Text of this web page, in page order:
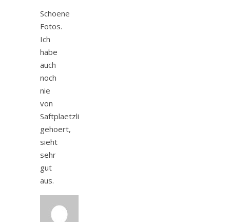
Schoene
Fotos.
Ich
habe
auch
noch
nie
von
Saftplaetzli
gehoert,
sieht
sehr
gut
aus.